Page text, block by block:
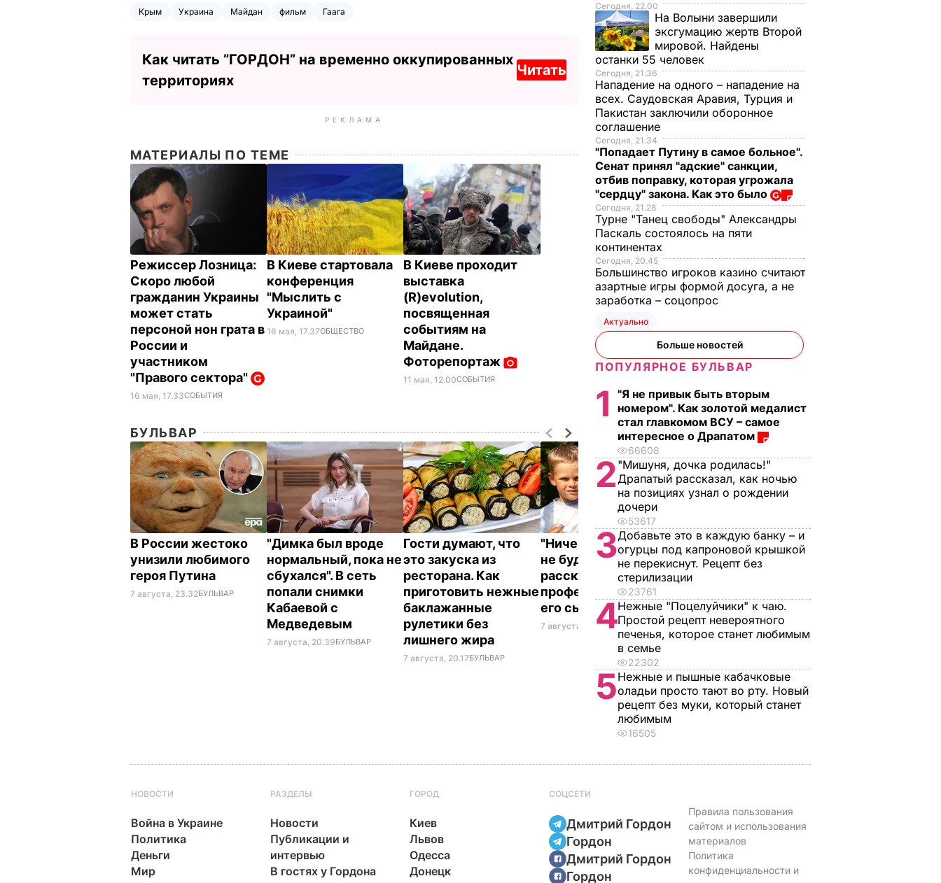
Крым Украина Майдан фильм Гаага
Как читать ”ГОРДОН” на временно оккупированных
территориях
Читать
РЕКЛАМА
МАТЕРИАЛЫ ПО ТЕМЕ
Режиссер Лозница:
Скоро любой
гражданин Украины
может стать
персоной нон грата в
России и
участником
"Правого сектора"
16 мая, 17.33СОБЫТИЯ
В Киеве стартовала
конференция
"Мыслить с
Украиной"
16 мая, 17.37ОБЩЕСТВО
В Киеве проходит
выставка
(R)evolution,
посвященная
событиям на
Майдане.
Фоторепортаж
11 мая, 12.00СОБЫТИЯ
БУЛЬВАР
В России жестоко
унизили любимого
героя Путина
7 августа, 23.32БУЛЬВАР
"Димка был вроде
нормальный, пока не
сбухался". В сеть
попали снимки
Кабаевой с
Медведевым
7 августа, 20.39БУЛЬВАР
Гости думают, что
это закуска из
ресторана. Как
приготовить нежные
баклажанные
рулетики без
лишнего жира
7 августа, 20.17БУЛЬВАР
"Ничего навязывать
не буду". Драпатый
рассказал, какую
профессию выбрал
его сын
7 августа, 19.44БУЛЬВАР
Смешайте это с
мукой – и целая гора
мягких, словно пух,
Самый лучший
рецепт
7 августа, 18.16БУЛЬВАР
Сегодня, 22.00
На Волыни завершили
эксгумацию жертв Второй
мировой. Найдены
останки 55 человек
Сегодня, 21.36
Нападение на одного – нападение на
всех. Саудовская Аравия, Турция и
Пакистан заключили оборонное
соглашение
Сегодня, 21.34
"Попадает Путину в самое больное".
Сенат принял "адские" санкции,
отбив поправку, которая угрожала
"сердцу" закона. Как это было
Сегодня, 21.28
Турне "Танец свободы" Александры
Паскаль состоялось на пяти
континентах
Сегодня, 20.45
Большинство игроков казино считают
азартные игры формой досуга, а не
заработка – соцопрос
Актуально
Больше новостей
ПОПУЛЯРНОЕ БУЛЬВАР
1
"Я не привык быть вторым
номером". Как золотой медалист
стал главкомом ВСУ – самое
интересное о Драпатом
66608
2 "Мишуня, дочка родилась!"
Драпатый рассказал, как ночью
на позициях узнал о рождении
дочери
53617
3Добавьте это в каждую банку – и
огурцы под капроновой крышкой
не перекиснут. Рецепт без
стерилизации
23761
4Нежные "Поцелуйчики" к чаю.
Простой рецепт невероятного
печенья, которое станет любимым
в семье
22302
5Нежные и пышные кабачковые
оладьи просто тают во рту. Новый
рецепт без муки, который станет
любимым
16505
НОВОСТИ
Война в Украине
Политика
Деньги
Мир
РАЗДЕЛЫ
Новости
Публикации и
интервью
В гостях у Гордона
ГОРОД
Киев
Львов
Одесса
Донецк
СОЦСЕТИ
Дмитрий Гордон
Гордон
Дмитрий Гордон
Гордон
Правила пользования
сайтом и использования
материалов
Политика
конфиденциальности и